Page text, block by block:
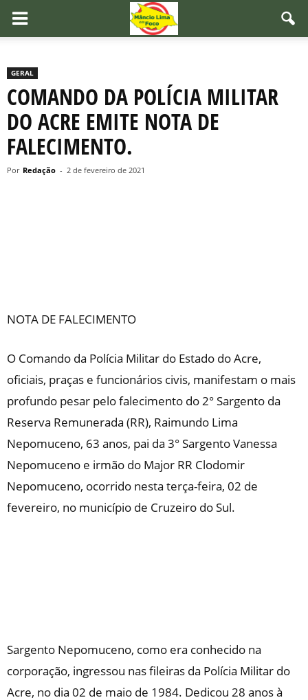
GERAL
COMANDO DA POLÍCIA MILITAR
DO ACRE EMITE NOTA DE
FALECIMENTO.
Por Redação - 2 de fevereiro de 2021
NOTA DE FALECIMENTO
O Comando da Polícia Militar do Estado do Acre,
oficiais, praças e funcionários civis, manifestam o mais
profundo pesar pelo falecimento do 2° Sargento da
Reserva Remunerada (RR), Raimundo Lima
Nepomuceno, 63 anos, pai da 3° Sargento Vanessa
Nepomuceno e irmão do Major RR Clodomir
Nepomuceno, ocorrido nesta terça-feira, 02 de
fevereiro, no município de Cruzeiro do Sul.
Sargento Nepomuceno, como era conhecido na
corporação, ingressou nas fileiras da Polícia Militar do
Acre, no dia 02 de maio de 1984. Dedicou 28 anos à